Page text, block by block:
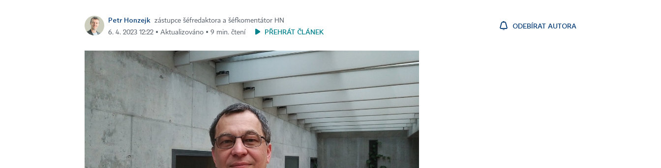
Petr Honzejk
zástupce šéfredaktora a šéfkomentátor HN
6. 4. 2023 12:22 ▪ Aktualizováno ▪ 9 min. čtení
PŘEHRÁT ČLÁNEK
ODEBÍRAT AUTORA